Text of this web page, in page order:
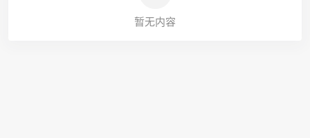
暂无内容